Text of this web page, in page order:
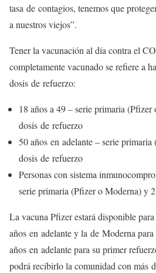
tasa de contagios, tenemos que
a nuestros viejos”.
Tener la vacunación al día contra el
completamente vacunado se refiere a
dosis de refuerzo:
18 años a 49 – serie primaria (Pfizer
dosis de refuerzo
50 años en adelante – serie
dosis de refuerzo
Personas con sistema
serie primaria (Pfizer o Moderna) y
La vacuna Pfizer estará disponible
años en adelante y la de Moderna
años en adelante para su primer
podrá recibirlo la comunidad con más